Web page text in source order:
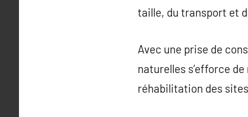
taille, du transport et
Avec une prise de
naturelles s’efforce
réhabilitation des